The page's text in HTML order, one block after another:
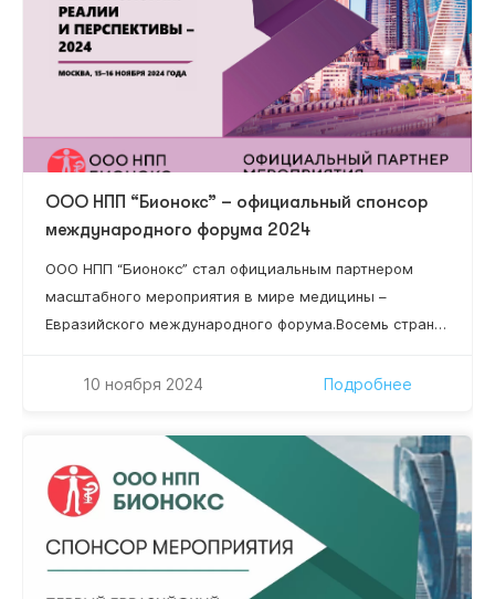
ООО НПП “Бионокс” – официальный спонсор
международного форума 2024
ООО НПП “Бионокс” стал официальным партнером
масштабного мероприятия в мире медицины –
Евразийского международного форума.Восемь стран
более 15 научных секций, 2 337 специалистов!
10 ноября 2024 Подробнее